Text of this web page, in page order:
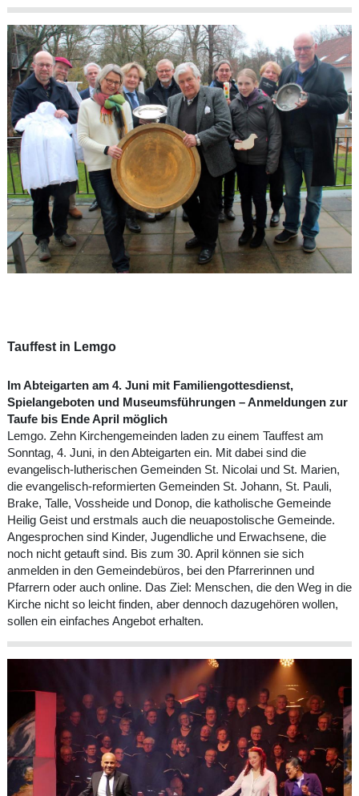
Tauffest in Lemgo
Im Abteigarten am 4. Juni mit Familiengottesdienst,
Spielangeboten und Museumsführungen – Anmeldungen zur
Taufe bis Ende April möglich
Lemgo. Zehn Kirchengemeinden laden zu einem Tauffest am
Sonntag, 4. Juni, in den Abteigarten ein. Mit dabei sind die
evangelisch-lutherischen Gemeinden St. Nicolai und St. Marien,
die evangelisch-reformierten Gemeinden St. Johann, St. Pauli,
Brake, Talle, Vossheide und Donop, die katholische Gemeinde
Heilig Geist und erstmals auch die neuapostolische Gemeinde.
Angesprochen sind Kinder, Jugendliche und Erwachsene, die
noch nicht getauft sind. Bis zum 30. April können sie sich
anmelden in den Gemeindebüros, bei den Pfarrerinnen und
Pfarrern oder auch online. Das Ziel: Menschen, die den Weg in die
Kirche nicht so leicht finden, aber dennoch dazugehören wollen,
sollen ein einfaches Angebot erhalten.